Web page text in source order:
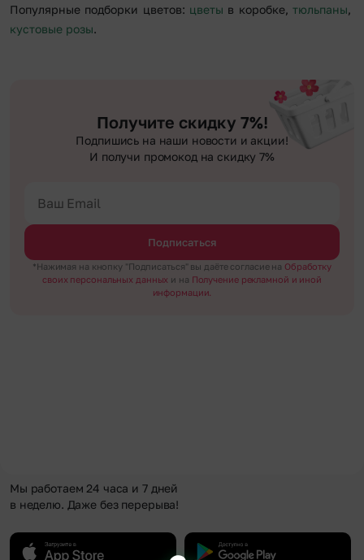
Популярные подборки цветов: цветы в коробке, тюльпаны,
кустовые розы.
Получите скидку 7%!
Подпишись на наши новости и акции!
И получи промокод на скидку 7%
Подписаться
*Нажимая на кнопку "Подписаться" вы даёте согласие на Обработку
своих персональных данных и на Получение рекламной и иной
информации.
Мы работаем 24 часа и 7 дней
в неделю. Даже без перерыва!